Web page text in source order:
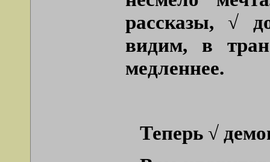
рассказы, √
видим, в
медленнее.
Теперь √